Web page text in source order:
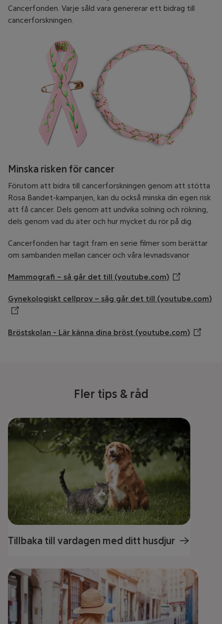
Cancerfonden. Varje såld vara genererar ett bidrag till
cancerforskningen.
Minska risken för cancer
Förutom att bidra till cancerforskningen genom att stötta
Rosa Bandet-kampanjen, kan du också minska din egen risk
att få cancer. Dels genom att undvika solning och rökning,
dels genom vad du äter och hur mycket du rör på dig.
Cancerfonden har tagit fram en serie filmer som berättar
om sambanden mellan cancer och våra levnadsvanor
Mammografi – så går det till (youtube.com) Öppnar
Gynekologiskt cellprov – såg går det till (youtube.com)
Bröstskolan - Lär känna dina bröst (youtube.com)
Fler tips & råd
Tillbaka till vardagen med ditt husdjur